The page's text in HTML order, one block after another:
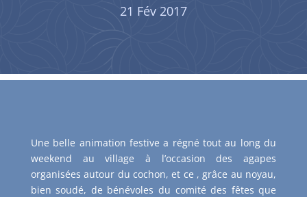
21 Fév 2017
Une belle animation festive a régné tout au long du
weekend au village à l’occasion des agapes
organisées autour du cochon, et ce , grâce au noyau,
bien soudé, de bénévoles du comité des fêtes que